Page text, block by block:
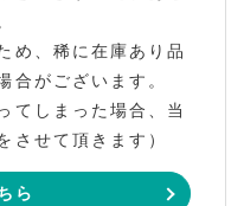
め、稀に在庫あり品
合がございます。
てしまった場合、当
させて頂きます）
ら